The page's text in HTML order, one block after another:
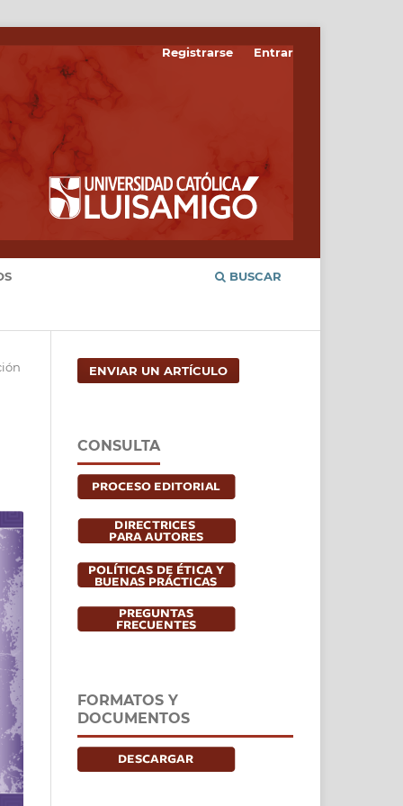
BUSCAR
Registrarse Entrar
ENVIAR UN ARTÍCULO
CONSULTA
FORMATOS Y
DOCUMENTOS